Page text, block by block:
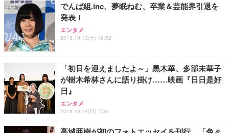
でんぱ組.inc、夢眠ねむ、卒業＆芸能界引退を
発表！
エンタメ
2018.10.13(土) 19:52
「初日を迎えましたよ～」黒木華、多部未華子
が樹木希林さんに語り掛け……映画『日日是好
日』
エンタメ
2018.10.14(日) 7:56